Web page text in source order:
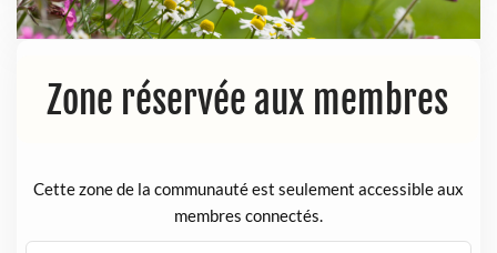
Zone réservée aux membres
Cette zone de la communauté est seulement accessible aux
membres connectés.